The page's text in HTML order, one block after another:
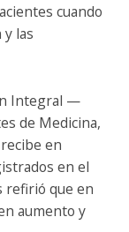
cuando
las
Integral —
de Medicina,
en
en el
refirió que en
aumento y